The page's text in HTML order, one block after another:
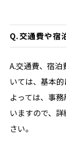
Q.交通費や宿
A.交通費、宿
いては、基本
よっては、事
いますので、
さい。